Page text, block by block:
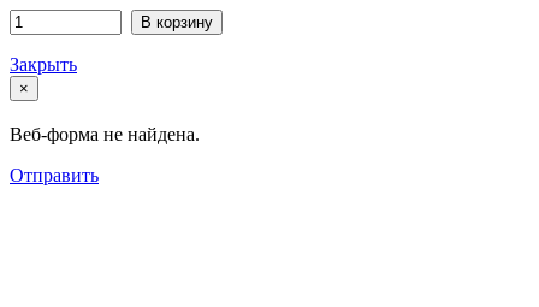
В корзину
Закрыть
×
Веб-форма не найдена.
Отправить